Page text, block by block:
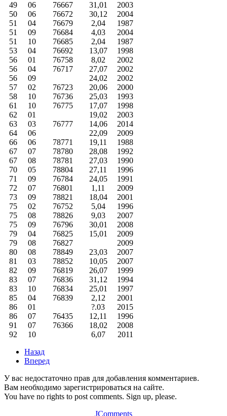
49
06 76667 31,01
2003
50
06 76672 30,12
2004
51
04 76679 2,04
1987
51
09 76684 4,03
2004
51
10 76685 2,04
1987
53
04 76692 13,07
1998
56
01 76758 8,02
2002
56
04 76717 27,07
2002
56
09 24,02
2002
57
02 76723 20,06
2000
58
10 76736 25,03
1993
61
10 76775 17,07
1998
62
01 19,02
2003
63
03 76777 14,06
2014
64
06 22,09
2009
66
06 78771 19,11
1988
67
07 78780 28,08
1992
67
08 78781 27,03
1990
70
05 78804 27,11
1996
71
09 76784 24,05
1991
72
07 76801 1,11
2009
73
09 78821 18,04
2001
75
02 76752 5,04
1996
75
08 78826 9,03
2007
75
09 76796 30,01
2008
79
04 76825 15,01
2009
79
08 76827
2009
80
08 78849 23,03
2007
81
03 78852 10,05
2007
82
09 76819 26,07
1999
83
07 76836 31,12
1994
83
10 76834 25,01
1997
85
04 76839 2,12
2001
86
01 ?.03
2015
86
07 76435 12,11
1996
91
07 76366 18,02
2008
92
10 6,07
2011
Назад
Вперед
У вас недостаточно прав для добавления комментариев.
Вам необходимо зарегистрироваться на сайте.
You have no rights to post comments. Sign up, please.
JComments